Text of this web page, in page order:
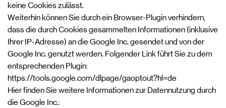
keine Cookies zulässt.
Weiterhin können Sie durch ein Browser-Plugin verhindern,
dass die durch Cookies gesammelten Informationen (inklusive
Ihrer IP-Adresse) an die Google Inc. gesendet und von der
Google Inc. genutzt werden. Folgender Link führt Sie zu dem
entsprechenden Plugin:
https://tools.google.com/dlpage/gaoptout?hl=de
Hier finden Sie weitere Informationen zur Datennutzung durch
die Google Inc.: